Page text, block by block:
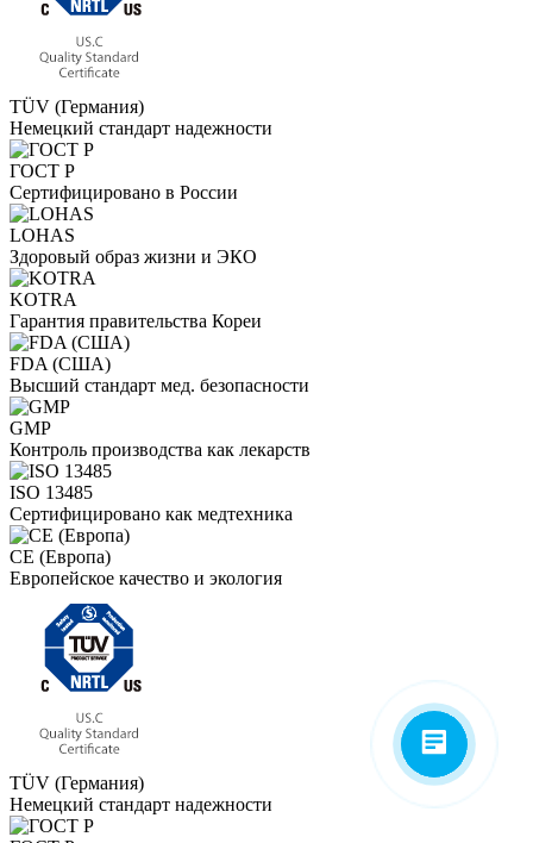
TÜV (Германия)
Немецкий стандарт надежности
ГОСТ Р
Сертифицировано в России
LOHAS
Здоровый образ жизни и ЭКО
KOTRA
Гарантия правительства Кореи
FDA (США)
Высший стандарт мед. безопасности
GMP
Контроль производства как лекарств
ISO 13485
Сертифицировано как медтехника
CE (Европа)
Европейское качество и экология
TÜV (Германия)
Немецкий стандарт надежности